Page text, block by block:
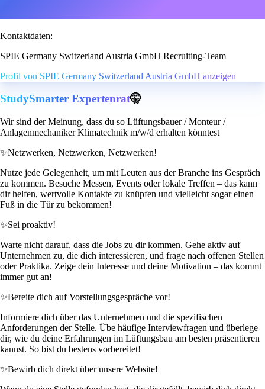
Kontaktdaten:
SPIE Germany Switzerland Austria GmbH Recruiting-Team
Profil von SPIE Germany Switzerland Austria GmbH anzeigen
StudySmarter Expertenrat🤫
Wir sind der Meinung, dass du so Lüftungsbauer / Monteur /
Anlagenmechaniker Klimatechnik m/w/d erhalten könntest
✨Netzwerken, Netzwerken, Netzwerken!
Nutze jede Gelegenheit, um mit Leuten aus der Branche ins Gespräch
zu kommen. Besuche Messen, Events oder lokale Treffen – das kann
dir helfen, wertvolle Kontakte zu knüpfen und vielleicht sogar einen
Fuß in die Tür zu bekommen!
✨Sei proaktiv!
Warte nicht darauf, dass die Jobs zu dir kommen. Gehe aktiv auf
Unternehmen zu, die dich interessieren, und frage nach offenen Stellen
oder Praktika. Zeige dein Interesse und deine Motivation – das kommt
immer gut an!
✨Bereite dich auf Vorstellungsgespräche vor!
Informiere dich über das Unternehmen und die spezifischen
Anforderungen der Stelle. Übe häufige Interviewfragen und überlege
dir, wie du deine Erfahrungen im Lüftungsbau am besten präsentieren
kannst. So bist du bestens vorbereitet!
✨Bewirb dich direkt über unsere Website!